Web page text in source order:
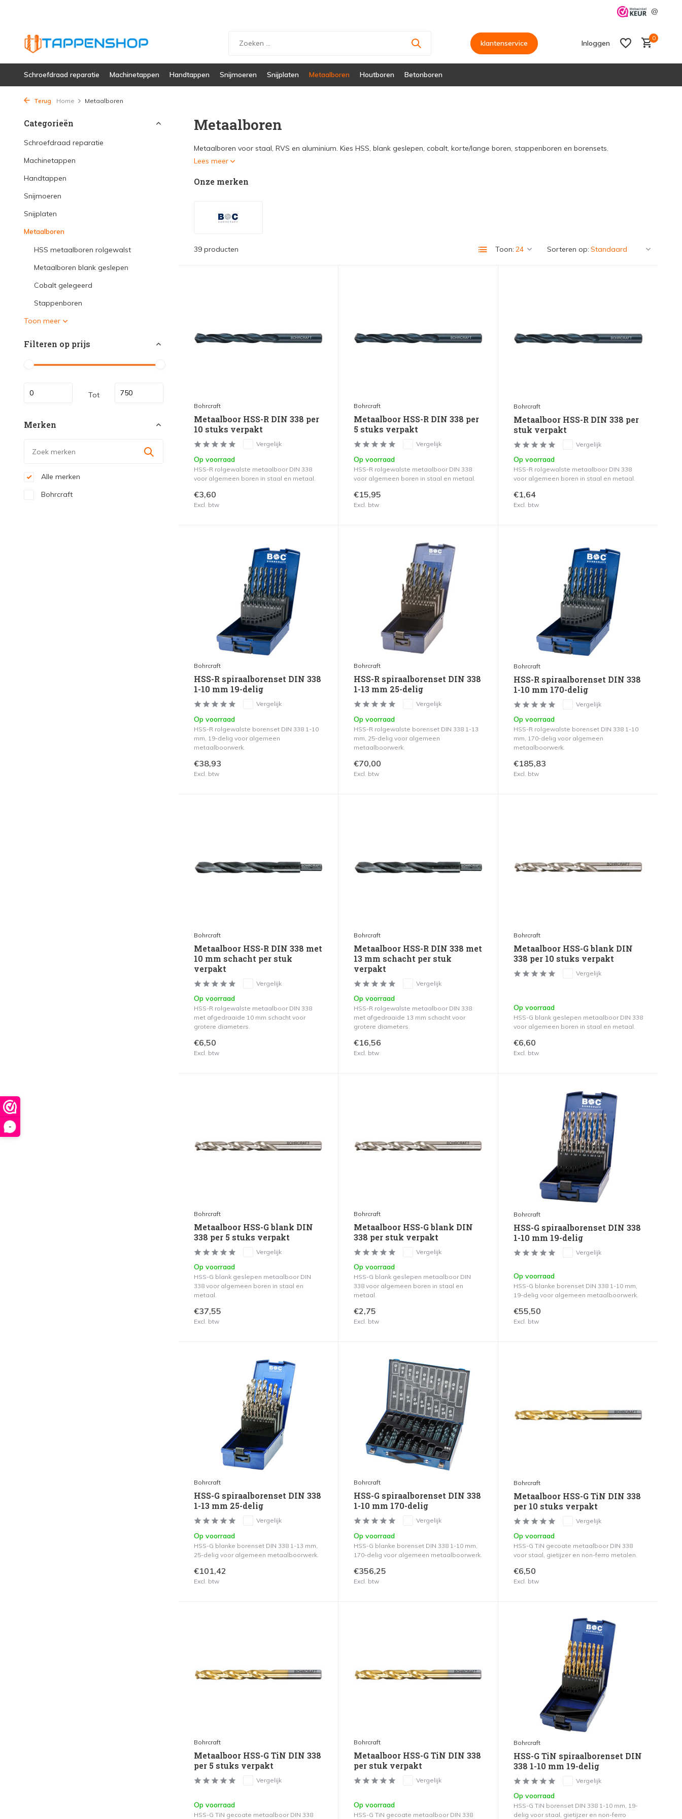
-
@
klantenservice Inloggen
0
Schroefdraad reparatie Machinetappen Handtappen Snijmoeren Snijplaten Metaalboren Houtboren Betonboren
Terug Home Metaalboren
Categorieën
Schroefdraad reparatie
Machinetappen
Handtappen
Snijmoeren
Snijplaten
Metaalboren
HSS metaalboren rolgewalst
Metaalboren blank geslepen
Cobalt gelegeerd
Stappenboren
Toon meer
Filteren op prijs
Tot
Merken
Alle merken
Bohrcraft
Metaalboren
Metaalboren voor staal, RVS en aluminium. Kies HSS, blank geslepen, cobalt, korte/lange boren, stappenboren en borensets.
Lees meer
Onze merken
39 producten Toon: Sorteren op:
Bohrcraft
Metaalboor HSS-R DIN 338 per
10 stuks verpakt
Vergelijk
Op voorraad
HSS-R rolgewalste metaalboor DIN 338
voor algemeen boren in staal en metaal.
€3,60
Excl. btw
Bohrcraft
Metaalboor HSS-R DIN 338 per
5 stuks verpakt
Vergelijk
Op voorraad
HSS-R rolgewalste metaalboor DIN 338
voor algemeen boren in staal en metaal.
€15,95
Excl. btw
Bohrcraft
Metaalboor HSS-R DIN 338 per
stuk verpakt
Vergelijk
Op voorraad
HSS-R rolgewalste metaalboor DIN 338
voor algemeen boren in staal en metaal.
€1,64
Excl. btw
Bohrcraft
HSS-R spiraalborenset DIN 338
1-10 mm 19-delig
Vergelijk
Op voorraad
HSS-R rolgewalste borenset DIN 338 1-10
mm, 19-delig voor algemeen
metaalboorwerk.
€38,93
Excl. btw
Bohrcraft
HSS-R spiraalborenset DIN 338
1-13 mm 25-delig
Vergelijk
Op voorraad
HSS-R rolgewalste borenset DIN 338 1-13
mm, 25-delig voor algemeen
metaalboorwerk.
€70,00
Excl. btw
Bohrcraft
HSS-R spiraalborenset DIN 338
1-10 mm 170-delig
Vergelijk
Op voorraad
HSS-R rolgewalste borenset DIN 338 1-10
mm, 170-delig voor algemeen
metaalboorwerk.
€185,83
Excl. btw
Bohrcraft
Metaalboor HSS-R DIN 338 met
10 mm schacht per stuk
verpakt
Vergelijk
Op voorraad
HSS-R rolgewalste metaalboor DIN 338
met afgedraaide 10 mm schacht voor
grotere diameters.
€6,50
Excl. btw
Bohrcraft
Metaalboor HSS-R DIN 338 met
13 mm schacht per stuk
verpakt
Vergelijk
Op voorraad
HSS-R rolgewalste metaalboor DIN 338
met afgedraaide 13 mm schacht voor
grotere diameters.
€16,56
Excl. btw
Bohrcraft
Metaalboor HSS-G blank DIN
338 per 10 stuks verpakt
Vergelijk
Op voorraad
HSS-G blank geslepen metaalboor DIN 338
voor algemeen boren in staal en metaal.
€6,60
Excl. btw
Bohrcraft
Metaalboor HSS-G blank DIN
338 per 5 stuks verpakt
Vergelijk
Op voorraad
HSS-G blank geslepen metaalboor DIN
338 voor algemeen boren in staal en
metaal.
€37,55
Excl. btw
Bohrcraft
Metaalboor HSS-G blank DIN
338 per stuk verpakt
Vergelijk
Op voorraad
HSS-G blank geslepen metaalboor DIN
338 voor algemeen boren in staal en
metaal.
€2,75
Excl. btw
Bohrcraft
HSS-G spiraalborenset DIN 338
1-10 mm 19-delig
Vergelijk
Op voorraad
HSS-G blanke borenset DIN 338 1-10 mm,
19-delig voor algemeen metaalboorwerk.
€55,50
Excl. btw
Bohrcraft
HSS-G spiraalborenset DIN 338
1-13 mm 25-delig
Vergelijk
Op voorraad
HSS-G blanke borenset DIN 338 1-13 mm,
25-delig voor algemeen metaalboorwerk.
€101,42
Excl. btw
Bohrcraft
HSS-G spiraalborenset DIN 338
1-10 mm 170-delig
Vergelijk
Op voorraad
HSS-G blanke borenset DIN 338 1-10 mm,
170-delig voor algemeen metaalboorwerk.
€356,25
Excl. btw
Bohrcraft
Metaalboor HSS-G TiN DIN 338
per 10 stuks verpakt
Vergelijk
Op voorraad
HSS-G TiN gecoate metaalboor DIN 338
voor staal, gietijzer en non-ferro metalen.
€6,50
Excl. btw
Bohrcraft
Metaalboor HSS-G TiN DIN 338
per 5 stuks verpakt
Vergelijk
Op voorraad
HSS-G TiN gecoate metaalboor DIN 338
Bohrcraft
Metaalboor HSS-G TiN DIN 338
per stuk verpakt
Vergelijk
Op voorraad
HSS-G TiN gecoate metaalboor DIN 338
Bohrcraft
HSS-G TiN spiraalborenset DIN
338 1-10 mm 19-delig
Vergelijk
Op voorraad
HSS-G TiN borenset DIN 338 1-10 mm, 19-
delig voor staal, gietijzer en non-ferro